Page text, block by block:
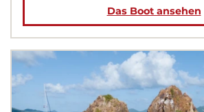
Das Boot ansehen